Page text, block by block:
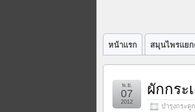
หน้าแรก สมุนไพรแย
ผักกระ
บำรุงกระดู
พ.ย.
07
2012